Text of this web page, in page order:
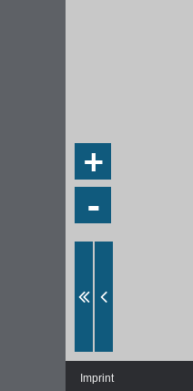
+
-
Imprint